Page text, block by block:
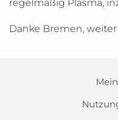
regelmäßig Plasma,
Danke Bremen, weiter